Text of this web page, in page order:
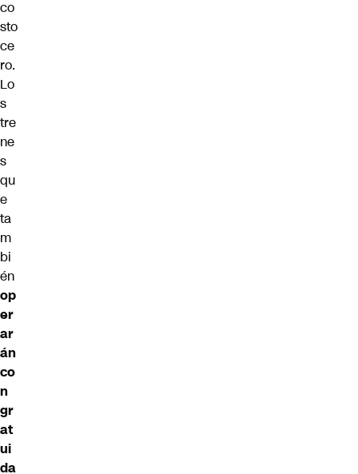
co
sto
ce
ro.
Lo
s
tre
ne
s
qu
e
ta
m
bi
én
op
er
ar
án
co
n
gr
at
ui
da